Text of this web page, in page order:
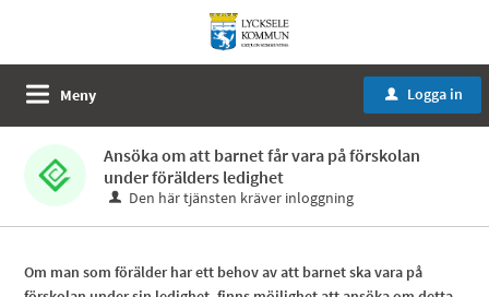
Meny u Logga in
Ansöka om att barnet får vara på förskolan
under förälders ledighet
Den här tjänsten kräver inloggning
Om man som förälder har ett behov av att barnet ska vara på